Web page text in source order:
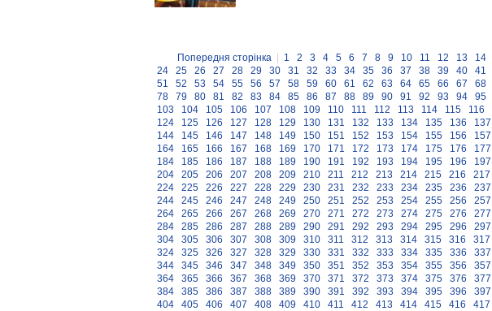
Попередня сторінка 1 2 3 4 5 6 7 8 9 10 11 12 13 14
24
25 26 27 28 29 30 31 32 33 34 35 36 37 38 39 40 41
51
52 53 54 55 56 57 58 59 60 61 62 63 64 65 66 67 68
78
79 80 81 82 83 84 85 86 87 88 89 90 91 92 93 94 95
103
104 105 106 107 108 109 110 111 112 113 114 115 116
124
125 126 127 128 129 130 131 132 133 134 135 136 137
144
145 146 147 148 149 150 151 152 153 154 155 156 157
164
165 166 167 168 169 170 171 172 173 174 175 176 177
184
185 186 187 188 189 190 191 192 193 194 195 196 197
204
205 206 207 208 209 210 211 212 213 214 215 216 217
224
225 226 227 228 229 230 231 232 233 234 235 236 237
244
245 246 247 248 249 250 251 252 253 254 255 256 257
264
265 266 267 268 269 270 271 272 273 274 275 276 277
284
285 286 287 288 289 290 291 292 293 294 295 296 297
304
305 306 307 308 309 310 311 312 313 314 315 316 317
324
325 326 327 328 329 330 331 332 333 334 335 336 337
344
345 346 347 348 349 350 351 352 353 354 355 356 357
364
365 366 367 368 369 370 371 372 373 374 375 376 377
384
385 386 387 388 389 390 391 392 393 394 395 396 397
404
405 406 407 408 409 410 411 412 413 414 415 416 417